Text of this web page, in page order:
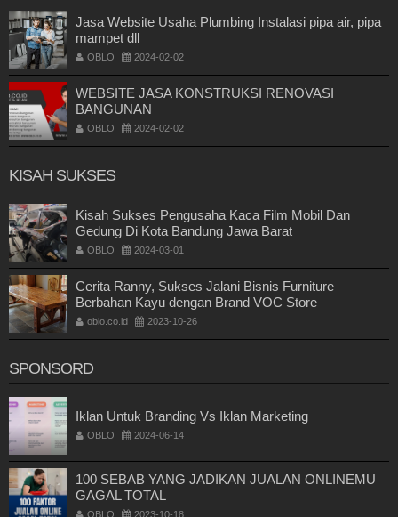
Jasa Website Usaha Plumbing Instalasi pipa air, pipa
mampet dll
OBLO 2024-02-02
WEBSITE JASA KONSTRUKSI RENOVASI
BANGUNAN
OBLO 2024-02-02
KISAH SUKSES
Kisah Sukses Pengusaha Kaca Film Mobil Dan
Gedung Di Kota Bandung Jawa Barat
OBLO 2024-03-01
Cerita Ranny, Sukses Jalani Bisnis Furniture
Berbahan Kayu dengan Brand VOC Store
oblo.co.id 2023-10-26
SPONSORD
Iklan Untuk Branding Vs Iklan Marketing
OBLO 2024-06-14
100 SEBAB YANG JADIKAN JUALAN ONLINEMU
GAGAL TOTAL
OBLO 2023-10-18